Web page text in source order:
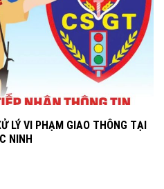
LÝ VI PHẠM GIAO THÔNG TẠI
NINH